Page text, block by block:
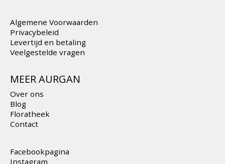
Algemene Voorwaarden
Privacybeleid
Levertijd en betaling
Veelgestelde vragen
MEER AURGAN
Over ons
Blog
Floratheek
Contact
Facebookpagina
Instagram